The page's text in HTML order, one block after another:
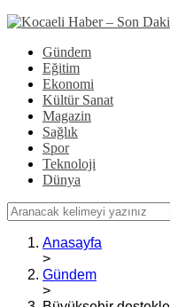
Gündem
Eğitim
Ekonomi
Kültür Sanat
Magazin
Sağlık
Spor
Teknoloji
Dünya
Anasayfa
>
Gündem
>